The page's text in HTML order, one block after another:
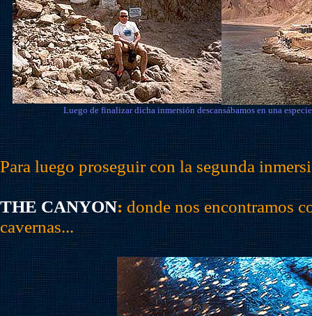
Luego de finalizar dicha inmersión descansábamos en una
Para luego proseguir con la segunda
THE CANYON:donde nos encontramos
cavernas...